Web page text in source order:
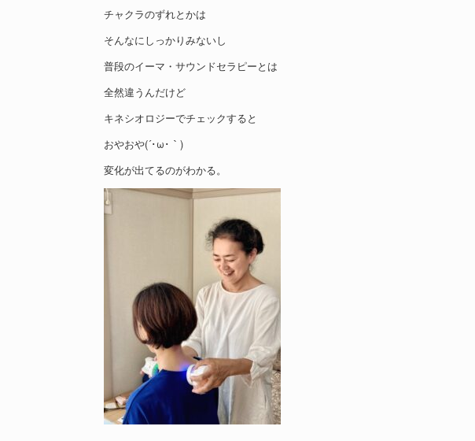
チャクラのずれとかは
そんなにしっかりみないし
普段のイーマ・サウンドセラピーとは
全然違うんだけど
キネシオロジーでチェックすると
おやおや(´･ω･｀)
変化が出てるのがわかる。